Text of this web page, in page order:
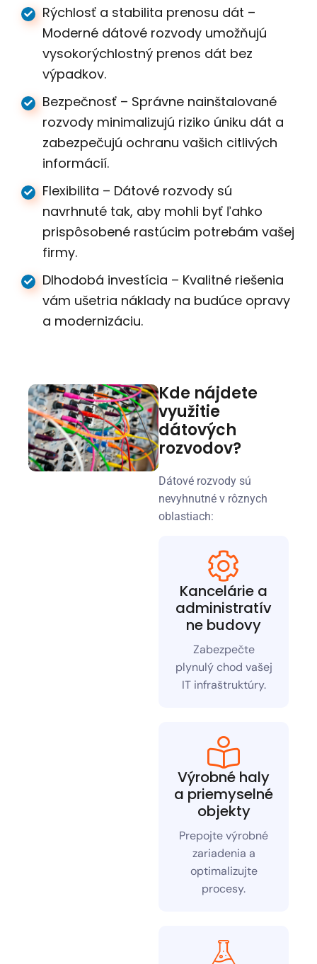
Rýchlosť a stabilita prenosu dát –
Moderné dátové rozvody umožňujú
vysokorýchlostný prenos dát bez
výpadkov.
Bezpečnosť – Správne nainštalované
rozvody minimalizujú riziko úniku dát a
zabezpečujú ochranu vašich citlivých
informácií.
Flexibilita – Dátové rozvody sú
navrhnuté tak, aby mohli byť ľahko
prispôsobené rastúcim potrebám vašej
firmy.
Dlhodobá investícia – Kvalitné riešenia
vám ušetria náklady na budúce opravy
a modernizáciu.
Kde nájdete
využitie
dátových
rozvodov?
Dátové rozvody sú
nevyhnutné v rôznych
oblastiach:
Kancelárie a
administratív
ne budovy
Zabezpečte
plynulý chod vašej
IT infraštruktúry.
Výrobné haly
a priemyselné
objekty
Prepojte výrobné
zariadenia a
optimalizujte
procesy.